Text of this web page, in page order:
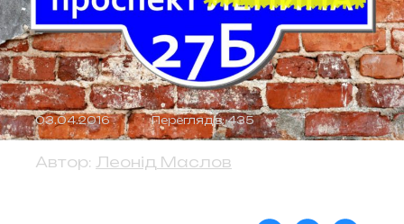
03.04.2016 Переглядів: 435
Автор: Леонід Маслов